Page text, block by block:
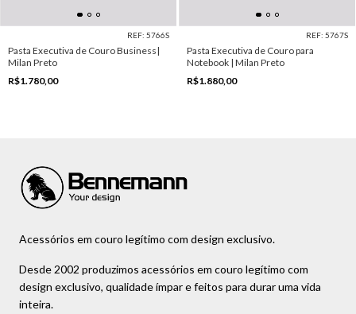
REF: 5766S
Pasta Executiva de Couro Business|
Milan Preto
R$1.780,00
REF: 5767S
Pasta Executiva de Couro para
Notebook | Milan Preto
R$1.880,00
Acessórios em couro legítimo com design exclusivo.
Desde 2002 produzimos acessórios em couro legítimo com
design exclusivo, qualidade ímpar e feitos para durar uma vida
inteira.